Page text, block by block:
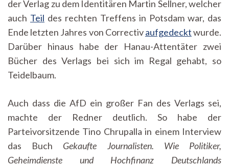
der Verlag zu dem Identitären Martin Sellner, welcher
auch Teil des rechten Treffens in Potsdam war, das
Ende letzten Jahres von Correctivaufgedecktwurde.
Darüber hinaus habe der Hanau-Attentäter zwei
Bücher des Verlags bei sich im Regal gehabt, so
Teidelbaum.
Auch dass die AfD ein großer Fan des Verlags sei,
machte der Redner deutlich. So habe der
Parteivorsitzende Tino Chrupalla in einem Interview
das Buch Gekaufte Journalisten. Wie Politiker,
Geheimdienste und Hochfinanz Deutschlands